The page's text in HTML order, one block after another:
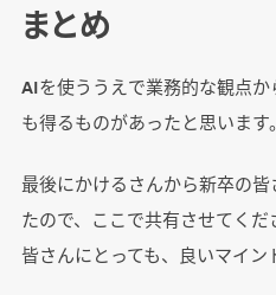
まとめ
AIを使ううえで業務的な観点
も得るものがあったと思います。
最後にかけるさんから新卒の
たので、ここで共有させてく
皆さんにとっても、良いマイン